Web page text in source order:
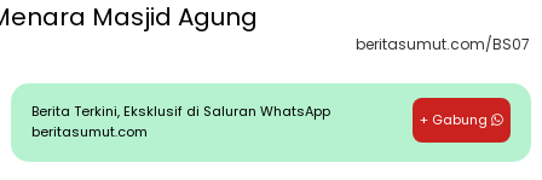
beritasumut.com/BS07
Berita Terkini, Eksklusif di Saluran WhatsApp
beritasumut.com
+ Gabung